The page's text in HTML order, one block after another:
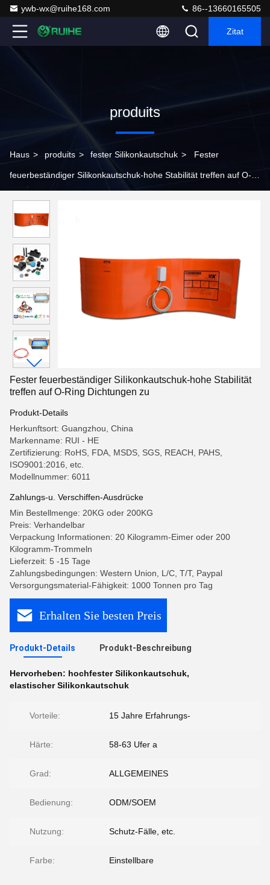
ywb-wx@ruihe168.com 86--13660165505
Zitat
produits
Haus > produits > fester Silikonkautschuk > Fester
feuerbeständiger Silikonkautschuk-hohe Stabilität treffen auf O-
Fester feuerbeständiger Silikonkautschuk-hohe Stabilität
treffen auf O-Ring Dichtungen zu
Produkt-Details
Herkunftsort: Guangzhou, China
Markenname: RUI - HE
Zertifizierung: RoHS, FDA, MSDS, SGS, REACH, PAHS,
ISO9001:2016, etc.
Modellnummer: 6011
Zahlungs-u. Verschiffen-Ausdrücke
Min Bestellmenge: 20KG oder 200KG
Preis: Verhandelbar
Verpackung Informationen: 20 Kilogramm-Eimer oder 200
Kilogramm-Trommeln
Lieferzeit: 5 -15 Tage
Zahlungsbedingungen: Western Union, L/C, T/T, Paypal
Versorgungsmaterial-Fähigkeit: 1000 Tonnen pro Tag
Erhalten Sie besten Preis
Produkt-Details Produkt-Beschreibung
Hervorheben: hochfester Silikonkautschuk,
elastischer Silikonkautschuk
Vorteile: 15 Jahre Erfahrungs-
Härte: 58-63 Ufer a
Grad: ALLGEMEINES
Bedienung: ODM/SOEM
Nutzung: Schutz-Fälle, etc.
Farbe: Einstellbare